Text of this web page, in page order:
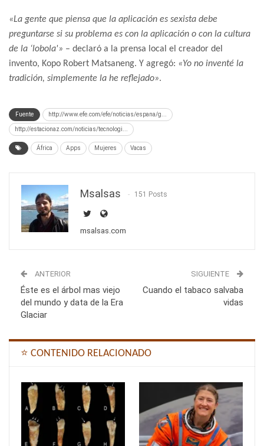
«La gente que piensa que la aplicación es sexista debe
preguntarse si su problema es con la aplicación o con la cultura
de la ‘lobola'» – declaró a la prensa local el creador del
invento, Kopo Robert Matsaneng. Y agregó: «Yo no inventé la
tradición, simplemente la he reflejado».
Fuente http://www.efe.com/efe/noticias/espana/g...
http://estacionaz.com/noticias/tecnologi...
África Apps Mujeres Vacas
Msalsas 151 Posts
msalsas.com
ANTERIOR
Éste es el árbol mas viejo
del mundo y data de la Era
Glaciar
SIGUIENTE
Cuando el tabaco salvaba
vidas
⭐ CONTENIDO RELACIONADO